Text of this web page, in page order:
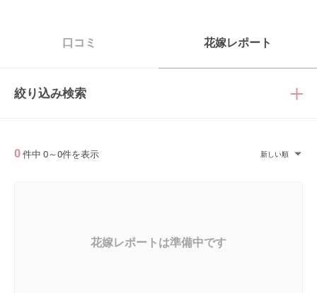
口コミ 花嫁レポート
絞り込み検索
0件中 0～0件を表示 新しい順
花嫁レポートは準備中です